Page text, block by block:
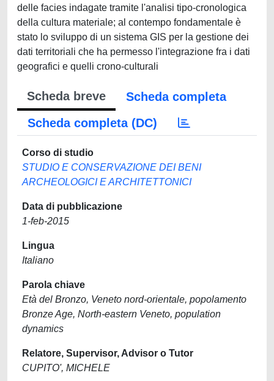
delle facies indagate tramite l'analisi tipo-cronologica
della cultura materiale; al contempo fondamentale è
stato lo sviluppo di un sistema GIS per la gestione dei
dati territoriali che ha permesso l'integrazione fra i dati
geografici e quelli crono-culturali
Scheda breve
Scheda completa
Scheda completa (DC)
Corso di studio
STUDIO E CONSERVAZIONE DEI BENI
ARCHEOLOGICI E ARCHITETTONICI
Data di pubblicazione
1-feb-2015
Lingua
Italiano
Parola chiave
Età del Bronzo, Veneto nord-orientale, popolamento
Bronze Age, North-eastern Veneto, population
dynamics
Relatore, Supervisor, Advisor o Tutor
CUPITO', MICHELE